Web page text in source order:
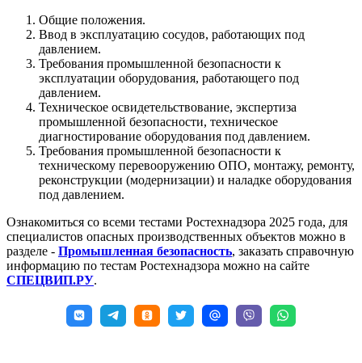
Общие положения.
Ввод в эксплуатацию сосудов, работающих под
давлением.
Требования промышленной безопасности к
эксплуатации оборудования, работающего под
давлением.
Техническое освидетельствование, экспертиза
промышленной безопасности, техническое
диагностирование оборудования под давлением.
Требования промышленной безопасности к
техническому перевооружению ОПО, монтажу, ремонту,
реконструкции (модернизации) и наладке оборудования
под давлением.
Ознакомиться со всеми тестами Ростехнадзора 2025 года, для
специалистов опасных производственных объектов можно в
разделе - Промышленная безопасность, заказать справочную
информацию по тестам Ростехнадзора можно на сайте
СПЕЦВИП.РУ.